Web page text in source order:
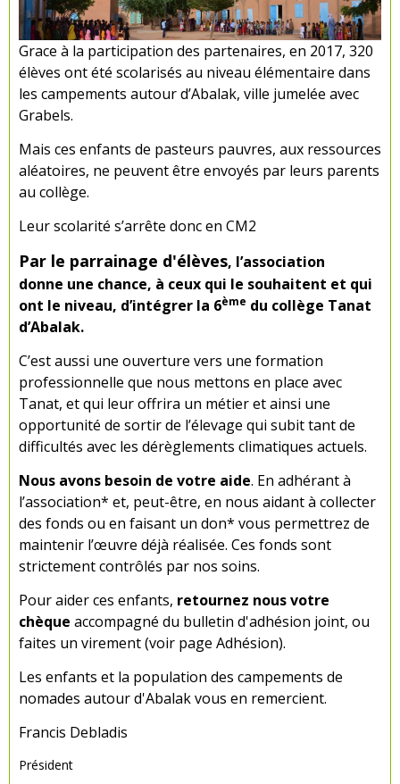
Grace à la participation des partenaires, en 2017, 320
élèves ont été scolarisés au niveau élémentaire dans
les campements autour d’Abalak, ville jumelée avec
Grabels.
Mais ces enfants de pasteurs pauvres, aux ressources
aléatoires, ne peuvent être envoyés par leurs parents
au collège.
Leur scolarité s’arrête donc en CM2
Par le parrainage d'élèves, l’association
donne une chance, à ceux qui le souhaitent et qui
ont le niveau, d’intégrer la 6ème du collège Tanat
d’Abalak.
C’est aussi une ouverture vers une formation
professionnelle que nous mettons en place avec
Tanat, et qui leur offrira un métier et ainsi une
opportunité de sortir de l’élevage qui subit tant de
difficultés avec les dérèglements climatiques actuels.
Nous avons besoin de votre aide. En adhérant à
l’association* et, peut-être, en nous aidant à collecter
des fonds ou en faisant un don* vous permettrez de
maintenir l’œuvre déjà réalisée. Ces fonds sont
strictement contrôlés par nos soins.
Pour aider ces enfants, retournez nous votre
chèque accompagné du bulletin d'adhésion joint, ou
faites un virement (voir page Adhésion).
Les enfants et la population des campements de
nomades autour d'Abalak vous en remercient.
Francis Debladis
Président